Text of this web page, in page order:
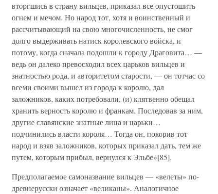
вторгшись в страну вильцев, приказал все опустошить
огнем и мечом. Но народ тот, хотя и воинственный и
рассчитывающий на свою многочисленность, не смог
долго выдерживать натиск королевского войска, и
потому, когда сначала подошли к городу Драговита… —
ведь он далеко превосходил всех царьков вильцев и
знатностью рода, и авторитетом старости, — он тотчас со
всеми своими вышел из города к королю, дал
заложников, каких потребовали, (и) клятвенно обещал
хранить верность королю и франкам. Последовав за ним,
другие славянские знатные лица и царьки…
подчинились власти короля… Тогда он, покорив тот
народ и взяв заложников, которых приказал дать, тем же
путем, которым прибыл, вернулся к Эльбе»[85].
Предполагаемое самоназвание вильцев — «велеты» по-
древнерусски означает «великаны». Аналогичное